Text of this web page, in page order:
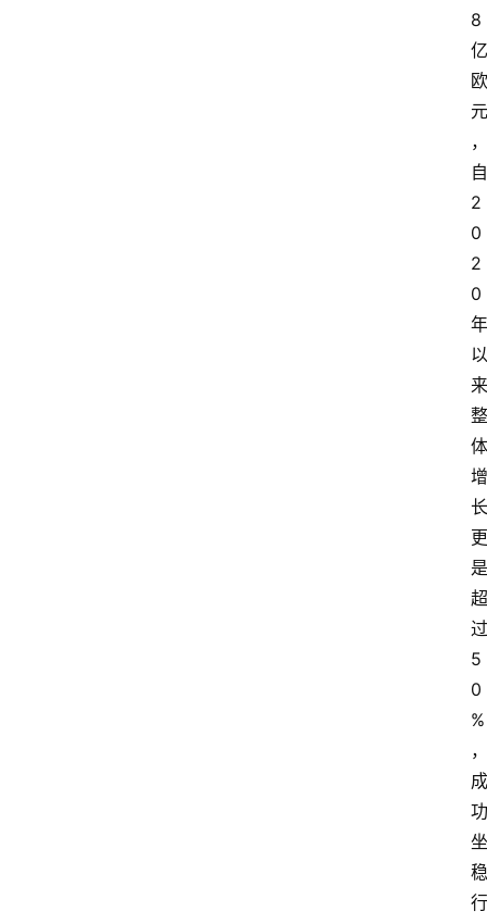
8
亿
欧
元
，
自
2
0
2
0
年
以
来
整
体
增
长
更
是
超
过
5
0
%
，
成
功
坐
稳
行